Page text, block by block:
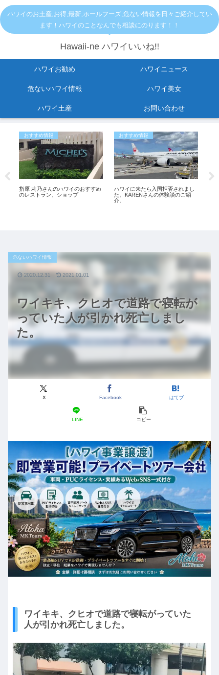
ハワイのお土産,お得,最新,ホールフーズ,危ない情報を日々ご紹介してい
ます！ハワイのことなんでも相談にのります！！
Hawaii-ne ハワイいいね!!
ハワイお勧め ハワイニュース
危ないハワイ情報 ハワイ美女
ハワイ土産 お問い合わせ
おすすめ情報
指原 莉乃さんのハワイのおすすめ
のレストラン、ショップ
おすすめ情報
ハワイに来たら入国拒否されまし
た。KARENさんの体験談のご紹
介。
ワイキキ、クヒオで道路で寝転が
っていた人が引かれ死亡しまし
た。
危ないハワイ情報
X Facebook はてブ
LINE コピー
2020.12.31 2021.01.01
ワイキキ、クヒオで道路で寝転がっていた
人が引かれ死亡しました。